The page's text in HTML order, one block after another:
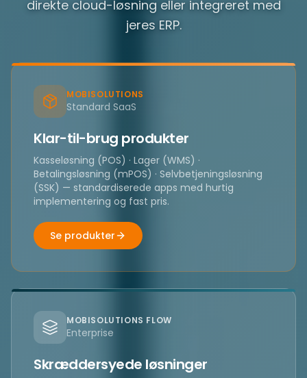
direkte cloud-løsning eller integreret med
jeres ERP.
MOBISOLUTIONS
Standard SaaS
Klar-til-brug produkter
Kasseløsning (POS) · Lager (WMS) ·
Betalingsløsning (mPOS) · Selvbetjeningsløsning
(SSK) — standardiserede apps med hurtig
implementering og fast pris.
Se produkter
MOBISOLUTIONS FLOW
Enterprise
Skræddersyede løsninger